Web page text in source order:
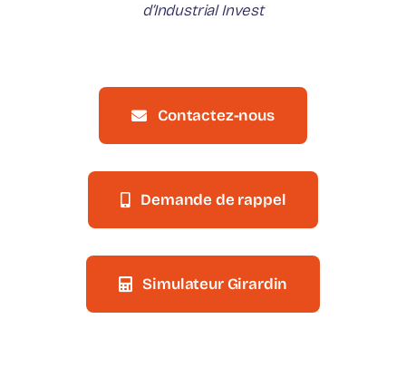
d’Industrial Invest
Contactez-nous
Demande de rappel
Simulateur Girardin